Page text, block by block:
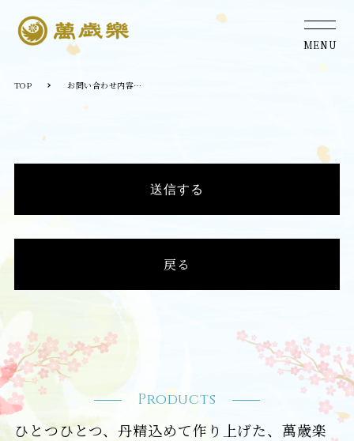
MENU
TOP お問い合わせ内容のご確認
送信する
戻る
Products
ひとつひとつ、丹精込めて作り上げた、萬歳楽